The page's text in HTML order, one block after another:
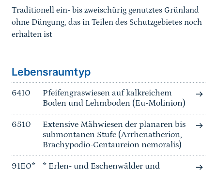
Traditionell ein- bis zweischürig genutztes Grünland
ohne Düngung, das in Teilen des Schutzgebietes noch
erhalten ist
Lebensraumtyp
6410
Pfeifengraswiesen auf kalkreichem
Boden und Lehmboden (Eu-Molinion)
6510
Extensive Mähwiesen der planaren bis
submontanen Stufe (Arrhenatherion,
Brachypodio-Centaureion nemoralis)
91E0*
* Erlen- und Eschenwälder und